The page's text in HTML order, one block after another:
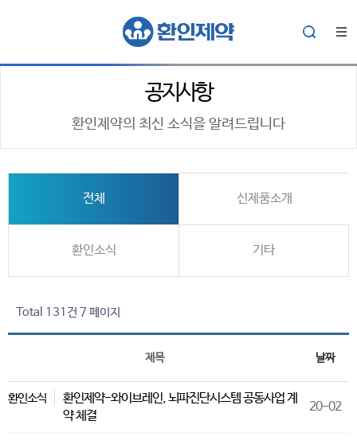
공지사항
환인제약의 최신 소식을 알려드립니다
전체 신제품소개
환인소식 기타
Total 131건 7 페이지
제목 날짜
환인소식
환인제약-와이브레인, 뇌파진단시스템 공동사업 계
약 체결
20-02